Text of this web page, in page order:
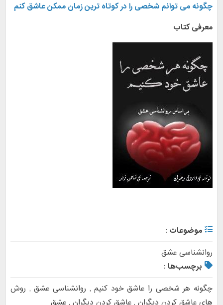
چگونه می توانم شخصی را در کوتاه ترین زمان ممکن عاشق کنم
معرفی کتاب
موضوعات :
روانشناسی عشق
برچسب‌ها :
چگونه هر شخصی را عاشق خود کنیم, روانشناسی عشق, روش
های عاشق کردن دیگران , عاشق کردن دیگران , عشق